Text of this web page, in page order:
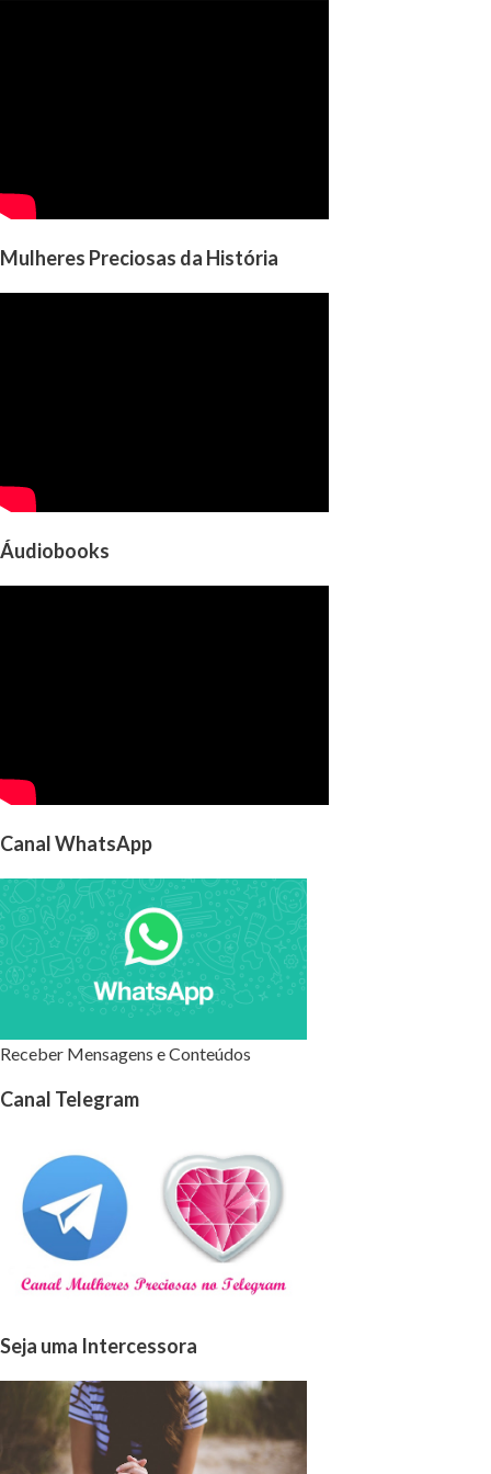
Mulheres Preciosas da História
Áudiobooks
Canal WhatsApp
Receber Mensagens e Conteúdos
Canal Telegram
Seja uma Intercessora